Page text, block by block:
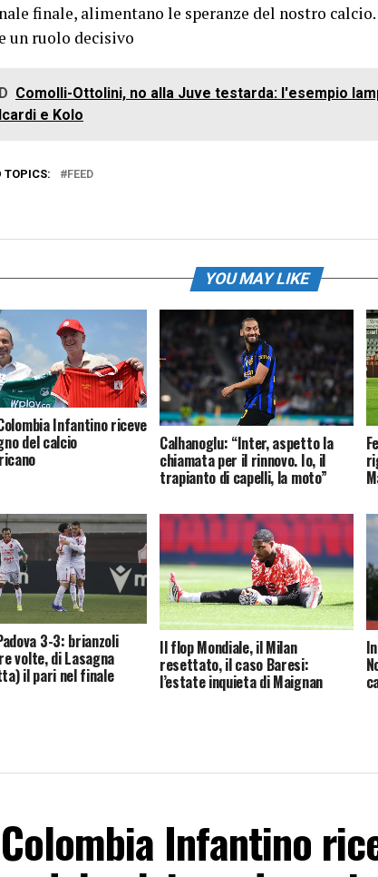
finale, alimentano le speranze del nostro
un ruolo decisivo
Comolli-Ottolini, no alla Juve testarda: l'esempio
e Kolo
TOPICS: FEED
YOU MAY LIKE
Infantino riceve
del calcio Calhanoglu: “Inter, aspetto la
chiamata per il rinnovo. Io, il
trapianto di capelli, la moto”
3-3: brianzoli
volte, di Lasagna
il pari nel finale
Il flop Mondiale, il Milan
resettato, il caso Baresi:
l’estate inquieta di Maignan
Infantino